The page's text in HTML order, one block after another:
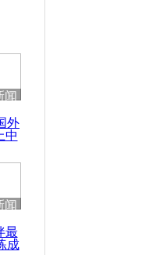
闻
外
中
闻
最
成